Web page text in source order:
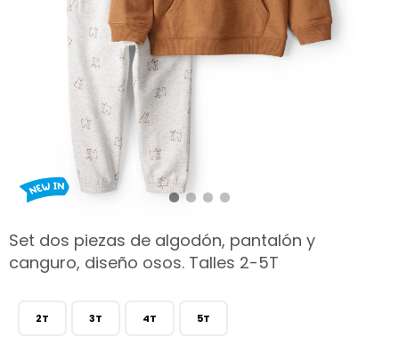
Set dos piezas de algodón, pantalón y
canguro, diseño osos. Talles 2-5T
2T 3T 4T 5T